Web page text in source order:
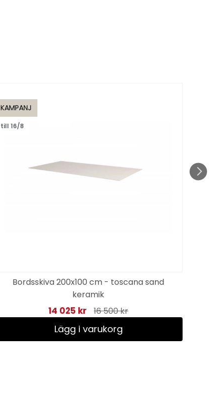
KAMPANJ
till 16/8
Bordsskiva 200x100 cm - toscana sand
keramik
14 025 kr 16 500 kr
Lägg i varukorg